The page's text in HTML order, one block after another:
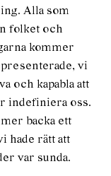
Alla som
folket och
kommer
vi
och kapabla att
indefiniera oss.
backa ett
hade rätt att
var sunda.